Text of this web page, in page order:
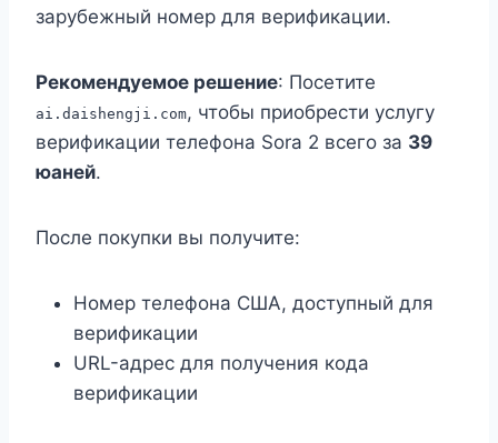
зарубежный номер для верификации.
Рекомендуемое решение: Посетите
ai.daishengji.com, чтобы приобрести услугу
верификации телефона Sora 2 всего за 39
юаней.
После покупки вы получите:
Номер телефона США, доступный для
верификации
URL-адрес для получения кода
верификации